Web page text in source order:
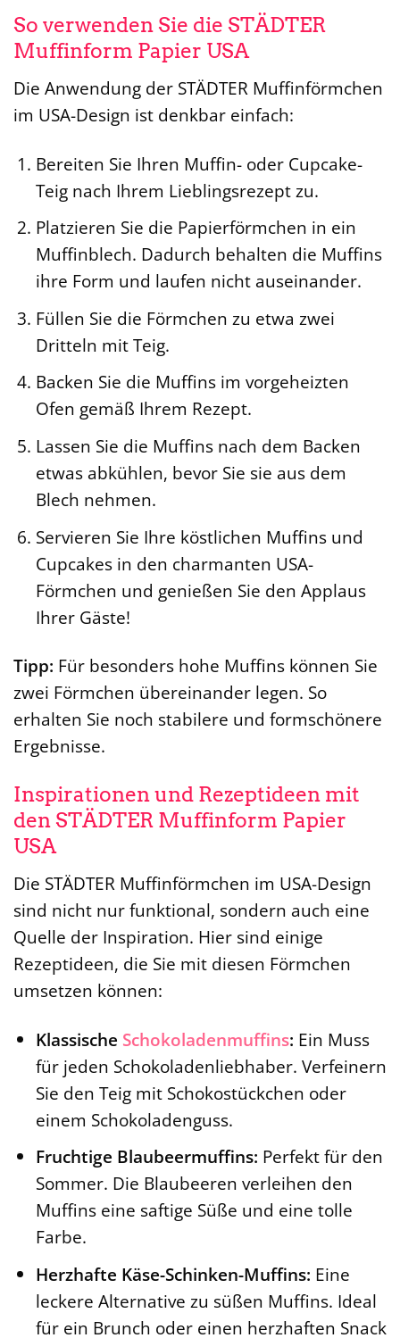
So verwenden Sie die STÄDTER
Muffinform Papier USA
Die Anwendung der STÄDTER Muffinförmchen
im USA-Design ist denkbar einfach:
Bereiten Sie Ihren Muffin- oder Cupcake-
Teig nach Ihrem Lieblingsrezept zu.
Platzieren Sie die Papierförmchen in ein
Muffinblech. Dadurch behalten die Muffins
ihre Form und laufen nicht auseinander.
Füllen Sie die Förmchen zu etwa zwei
Dritteln mit Teig.
Backen Sie die Muffins im vorgeheizten
Ofen gemäß Ihrem Rezept.
Lassen Sie die Muffins nach dem Backen
etwas abkühlen, bevor Sie sie aus dem
Blech nehmen.
Servieren Sie Ihre köstlichen Muffins und
Cupcakes in den charmanten USA-
Förmchen und genießen Sie den Applaus
Ihrer Gäste!
Tipp: Für besonders hohe Muffins können Sie
zwei Förmchen übereinander legen. So
erhalten Sie noch stabilere und formschönere
Ergebnisse.
Inspirationen und Rezeptideen mit
den STÄDTER Muffinform Papier
USA
Die STÄDTER Muffinförmchen im USA-Design
sind nicht nur funktional, sondern auch eine
Quelle der Inspiration. Hier sind einige
Rezeptideen, die Sie mit diesen Förmchen
umsetzen können:
Klassische Schokoladenmuffins: Ein Muss
für jeden Schokoladenliebhaber. Verfeinern
Sie den Teig mit Schokostückchen oder
einem Schokoladenguss.
Fruchtige Blaubeermuffins: Perfekt für den
Sommer. Die Blaubeeren verleihen den
Muffins eine saftige Süße und eine tolle
Farbe.
Herzhafte Käse-Schinken-Muffins: Eine
leckere Alternative zu süßen Muffins. Ideal
für ein Brunch oder einen herzhaften Snack